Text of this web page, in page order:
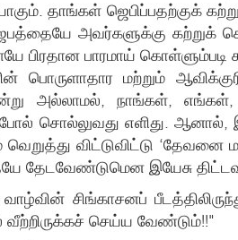
தாங்கள் ஜெபிப்பதற்குக்
அவர்களுக்கு கற்றுக்
பிரதான பாரமாய்
பொருளாதார மற்றும்
அல்லாமல், நாங்கள், எங்கள்,
போல் சொல்லுவது எளிது.
வெறுத்து விட்டுவிட்டு
தேடவேண்டுமென இயேசு
சிங்காசனப்
வீற்றிருக்கச் செய்ய வேண்டும்!!"